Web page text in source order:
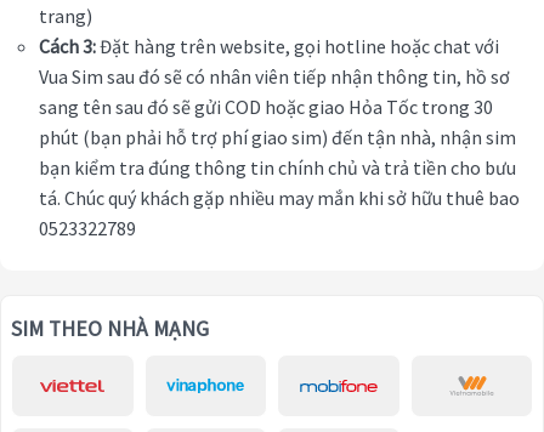
trang)
Cách 3:Đặt hàng trên website, gọi hotline hoặc chat với
Vua Sim sau đó sẽ có nhân viên tiếp nhận thông tin, hồ sơ
sang tên sau đó sẽ gửi COD hoặc giao Hỏa Tốc trong 30
phút (bạn phải hỗ trợ phí giao sim) đến tận nhà, nhận sim
bạn kiểm tra đúng thông tin chính chủ và trả tiền cho bưu
tá. Chúc quý khách gặp nhiều may mắn khi sở hữu thuê bao
0523322789
SIM THEO NHÀ MẠNG